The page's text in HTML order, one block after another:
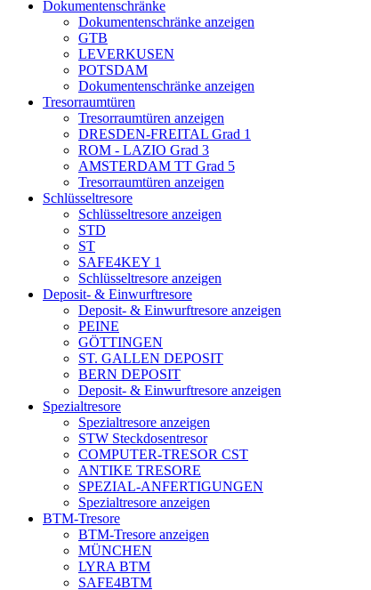
Dokumentenschränke
Dokumentenschränke anzeigen
GTB
LEVERKUSEN
POTSDAM
Dokumentenschränke anzeigen
Tresorraumtüren
Tresorraumtüren anzeigen
DRESDEN-FREITAL Grad 1
ROM - LAZIO Grad 3
AMSTERDAM TT Grad 5
Tresorraumtüren anzeigen
Schlüsseltresore
Schlüsseltresore anzeigen
STD
ST
SAFE4KEY 1
Schlüsseltresore anzeigen
Deposit- & Einwurftresore
Deposit- & Einwurftresore anzeigen
PEINE
GÖTTINGEN
ST. GALLEN DEPOSIT
BERN DEPOSIT
Deposit- & Einwurftresore anzeigen
Spezialtresore
Spezialtresore anzeigen
STW Steckdosentresor
COMPUTER-TRESOR CST
ANTIKE TRESORE
SPEZIAL-ANFERTIGUNGEN
Spezialtresore anzeigen
BTM-Tresore
BTM-Tresore anzeigen
MÜNCHEN
LYRA BTM
SAFE4BTM